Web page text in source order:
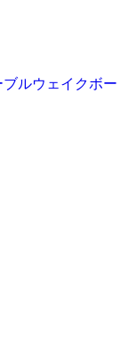
ルウェイクボー